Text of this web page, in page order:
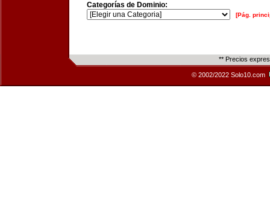
Categorías de Dominio:
[Pág.
** Precios
© 2002/2022 Solo10.com